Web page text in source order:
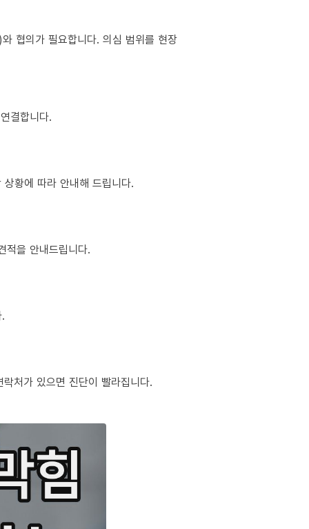
협의가 필요합니다. 의심 범위를 현장
결합니다.
황에 따라 안내해 드립니다.
적을 안내드립니다.
처가 있으면 진단이 빨라집니다.